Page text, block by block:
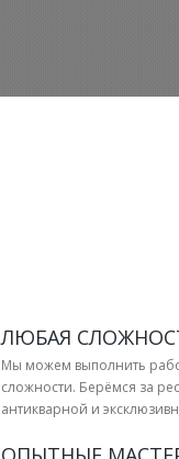
ЛЮБАЯ
Мы можем выполнить
сложности. Берёмся за
антикварной и